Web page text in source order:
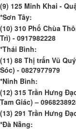
(9) 125 Minh Khai -
*Sơn Tây:
(10) 310 Phố Chùa
Trì) - 0917982228
*Thái Bình:
(11) 88 Thị trấn Vũ
Sóc) - 0827977979
*Ninh Bình:
(12) 315 Trần Hưng
Tam Giác)–
(13) 291 Trần Hưng
*Đà Nẵng: